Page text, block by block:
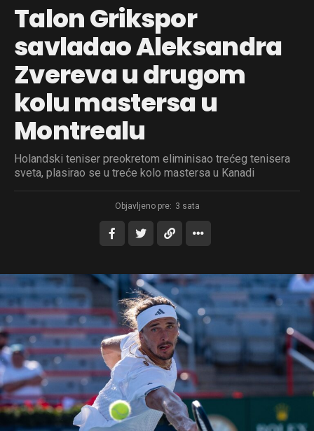
Talon Grikspor
savladao Aleksandra
Zvereva u drugom
kolu mastersa u
Montrealu
Holandski teniser preokretom eliminisao trećeg tenisera
sveta, plasirao se u treće kolo mastersa u Kanadi
Objavljeno pre: 3 sata